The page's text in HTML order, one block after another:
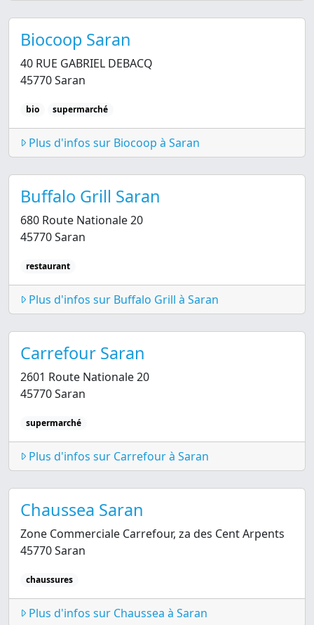
Biocoop Saran
40 RUE GABRIEL DEBACQ
45770 Saran
bio supermarché
Plus d'infos sur Biocoop à Saran
Buffalo Grill Saran
680 Route Nationale 20
45770 Saran
restaurant
Plus d'infos sur Buffalo Grill à Saran
Carrefour Saran
2601 Route Nationale 20
45770 Saran
supermarché
Plus d'infos sur Carrefour à Saran
Chaussea Saran
Zone Commerciale Carrefour, za des Cent Arpents
45770 Saran
chaussures
Plus d'infos sur Chaussea à Saran